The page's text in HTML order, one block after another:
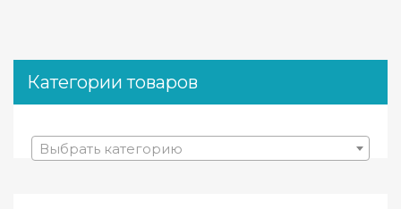
Категории товаров
Выбрать категорию